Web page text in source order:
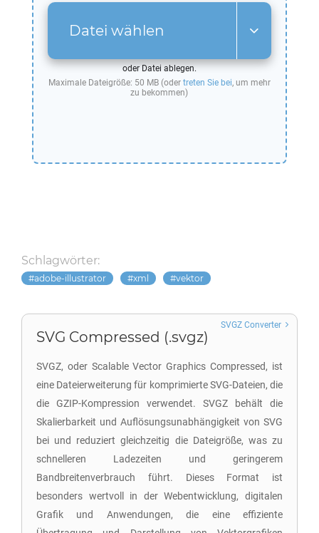
Datei wählen
oder Datei ablegen.
Maximale Dateigröße: 50 MB (oder treten Sie bei, um mehr
zu bekommen)
Schlagwörter:
adobe-illustrator xml vektor
SVG Compressed (.svgz)
SVGZ, oder Scalable Vector Graphics Compressed, ist
eine Dateierweiterung für komprimierte SVG-Dateien, die
die GZIP-Kompression verwendet. SVGZ behält die
Skalierbarkeit und Auflösungsunabhängigkeit von SVG
bei und reduziert gleichzeitig die Dateigröße, was zu
schnelleren Ladezeiten und geringerem
Bandbreitenverbrauch führt. Dieses Format ist
besonders wertvoll in der Webentwicklung, digitalen
Grafik und Anwendungen, die eine effiziente
SVGZ Converter